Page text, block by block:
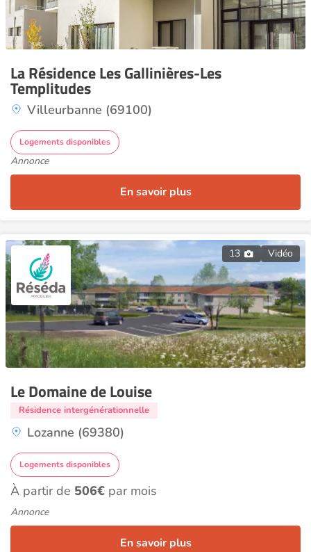
La Résidence Les Gallinières-Les
Templitudes
Villeurbanne (69100)
Logements disponibles
Annonce
En savoir plus
13 Vidéo
Le Domaine de Louise
Résidence intergénérationnelle
Lozanne (69380)
Logements disponibles
À partir de 506€ par mois
Annonce
En savoir plus